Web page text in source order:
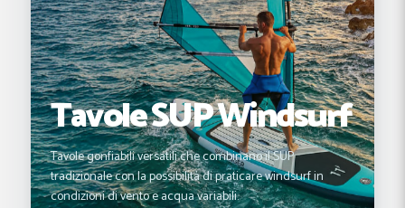
Tavole SUP Windsurf
Tavole gonfiabili versatili che combinano il SUP
tradizionale con la possibilità di praticare windsurf in
condizioni di vento e acqua variabili.